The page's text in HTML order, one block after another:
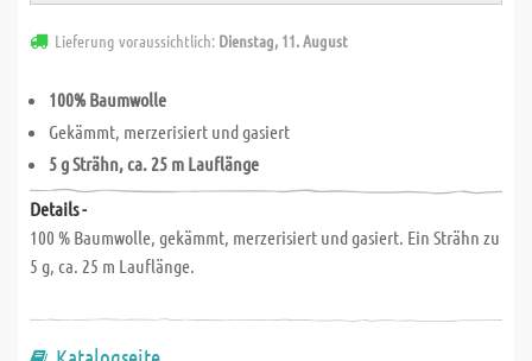
Lieferung voraussichtlich: Dienstag, 11. August
100% Baumwolle
Gekämmt, merzerisiert und gasiert
5 g Strähn, ca. 25 m Lauflänge
Details -
100 % Baumwolle, gekämmt, merzerisiert und gasiert. Ein Strähn zu
5 g, ca. 25 m Lauflänge.